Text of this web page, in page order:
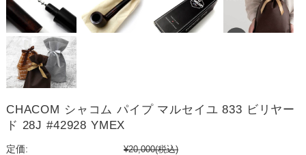
CHACOM シャコム パイプ マルセイユ 833 ビリヤー
ド 28J #42928 YMEX
定価: ¥20,000(税込)